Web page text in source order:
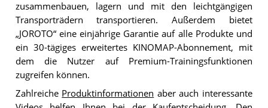
zusammenbauen, lagern und mit den leichtgängigen
Transporträdern transportieren. Außerdem bietet
„JOROTO“ eine einjährige Garantie auf alle Produkte und
ein 30-tägiges erweitertes KINOMAP-Abonnement, mit
dem die Nutzer auf Premium-Trainingsfunktionen
zugreifen können.
Zahlreiche Produktinformationen aber auch interessante